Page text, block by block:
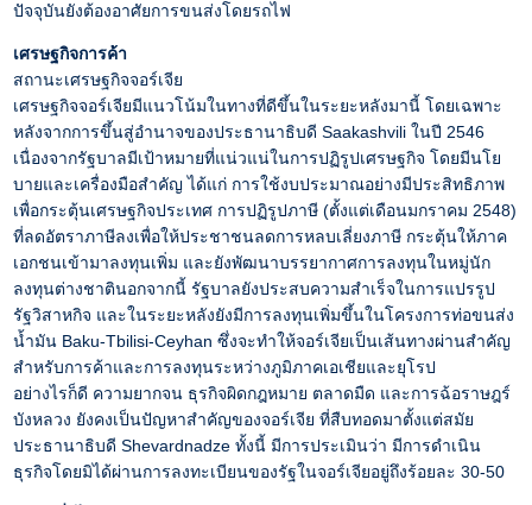
ปัจจุบันยังต้องอาศัยการขนส่งโดยรถไฟ
เศรษฐกิจการค้า
สถานะเศรษฐกิจจอร์เจีย
เศรษฐกิจจอร์เจียมีแนวโน้มในทางที่ดีขึ้นในระยะหลังมานี้ โดยเฉพาะ
หลังจากการขึ้นสู่อำนาจของประธานาธิบดี Saakashvili ในปี 2546
เนื่องจากรัฐบาลมีเป้าหมายที่แน่วแน่ในการปฏิรูปเศรษฐกิจ โดยมีนโย
บายและเครื่องมือสำคัญ ได้แก่ การใช้งบประมาณอย่างมีประสิทธิภาพ
เพื่อกระตุ้นเศรษฐกิจประเทศ การปฏิรูปภาษี (ตั้งแต่เดือนมกราคม 2548)
ที่ลดอัตราภาษีลงเพื่อให้ประชาชนลดการหลบเลี่ยงภาษี กระตุ้นให้ภาค
เอกชนเข้ามาลงทุนเพิ่ม และยังพัฒนาบรรยากาศการลงทุนในหมู่นัก
ลงทุนต่างชาตินอกจากนี้ รัฐบาลยังประสบความสำเร็จในการแปรรูป
รัฐวิสาหกิจ และในระยะหลังยังมีการลงทุนเพิ่มขึ้นในโครงการท่อขนส่ง
น้ำมัน Baku-Tbilisi-Ceyhan ซึ่งจะทำให้จอร์เจียเป็นเส้นทางผ่านสำคัญ
สำหรับการค้าและการลงทุนระหว่างภูมิภาคเอเชียและยุโรป
อย่างไรก็ดี ความยากจน ธุรกิจผิดกฎหมาย ตลาดมืด และการฉ้อราษฎร์
บังหลวง ยังคงเป็นปัญหาสำคัญของจอร์เจีย ที่สืบทอดมาตั้งแต่สมัย
ประธานาธิบดี Shevardnadze ทั้งนี้ มีการประเมินว่า มีการดำเนิน
ธุรกิจโดยมิได้ผ่านการลงทะเบียนของรัฐในจอร์เจียอยู่ถึงร้อยละ 30-50